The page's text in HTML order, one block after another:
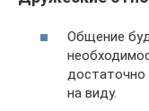
Общение
достаточно
на виду.